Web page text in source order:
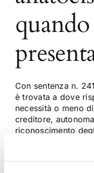
Con sentenza n.
è trovata a dove
necessità o meno
creditore,
riconoscimento
riconoscimento
ossia degli